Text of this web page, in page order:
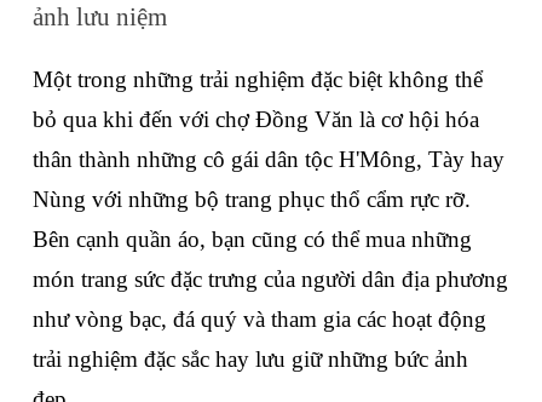
ảnh lưu niệm
Một trong những trải nghiệm đặc biệt không thể
bỏ qua khi đến với chợ Đồng Văn là cơ hội hóa
thân thành những cô gái dân tộc H'Mông, Tày hay
Nùng với những bộ trang phục thổ cẩm rực rỡ.
Bên cạnh quần áo, bạn cũng có thể mua những
món trang sức đặc trưng của người dân địa phương
như vòng bạc, đá quý và tham gia các hoạt động
trải nghiệm đặc sắc hay lưu giữ những bức ảnh